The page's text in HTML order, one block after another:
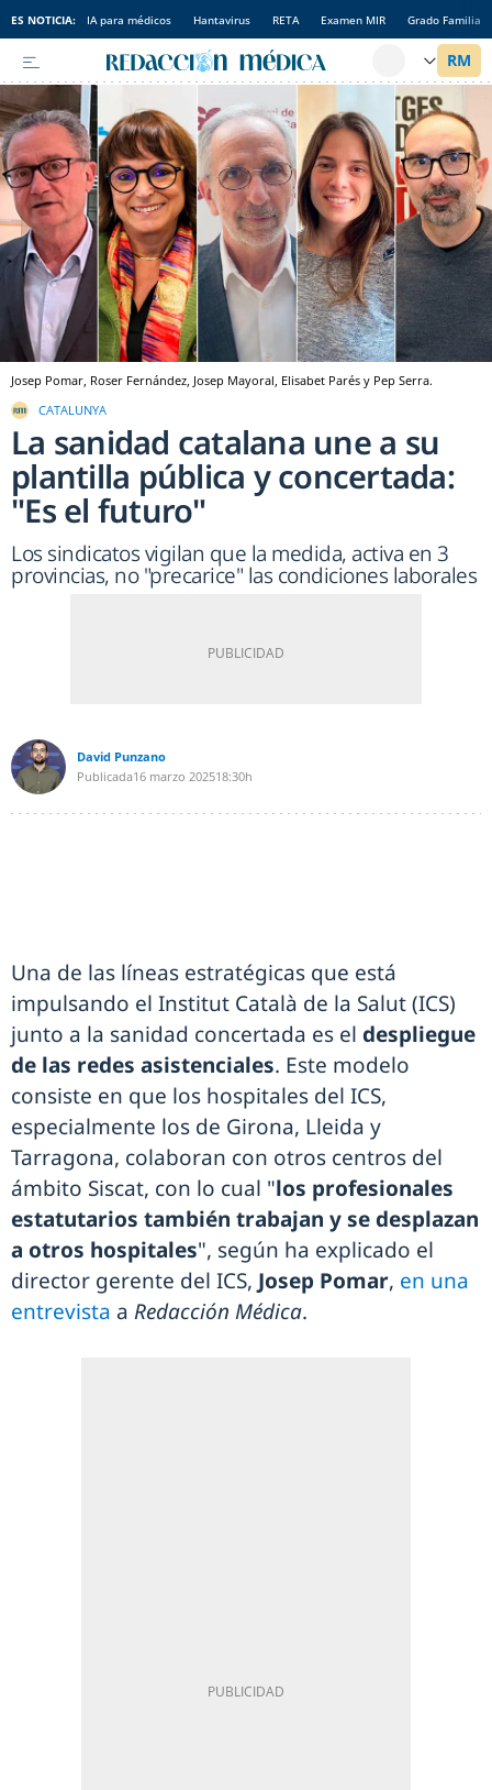
ES NOTICIA: IA para médicos Hantavirus RETA Examen MIR Grado Familia
Josep Pomar, Roser Fernández, Josep Mayoral, Elisabet Parés y Pep Serra.
CATALUNYA
La sanidad catalana une a su
plantilla pública y concertada:
"Es el futuro"
Los sindicatos vigilan que la medida, activa en 3
provincias, no "precarice" las condiciones laborales
David Punzano
Publicada16 marzo 202518:30h
Una de las líneas estratégicas que está
impulsando el Institut Català de la Salut (ICS)
junto a la sanidad concertada es el despliegue
de las redes asistenciales. Este modelo
consiste en que los hospitales del ICS,
especialmente los de Girona, Lleida y
Tarragona, colaboran con otros centros del
ámbito Siscat, con lo cual "los profesionales
estatutarios también trabajan y se desplazan
a otros hospitales", según ha explicado el
director gerente del ICS, Josep Pomar, en una
entrevista a Redacción Médica.